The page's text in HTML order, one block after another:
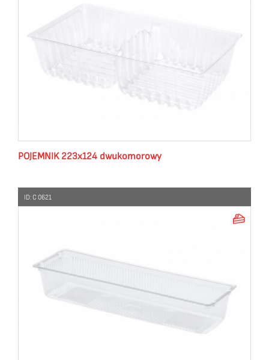
POJEMNIK 223x124 dwukomorowy
ID: C 0621